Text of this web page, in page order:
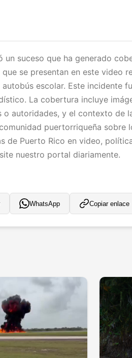
un suceso que ha generado
se presentan en este video
escolar. Este incidente
La cobertura incluye
o autoridades, y el contexto de
puertorriqueña sobre
de Puerto Rico en video,
nuestro portal diariamente.
WhatsApp Copiar enlace